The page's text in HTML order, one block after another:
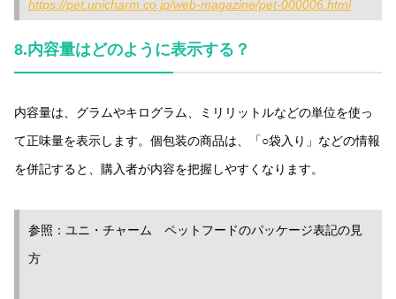
https://pet.unicharm.co.jp/web-magazine/pet-000006.html
8.内容量はどのように表示する？
内容量は、グラムやキログラム、ミリリットルなどの単位を使っ
て正味量を表示します。個包装の商品は、「○袋入り」などの情報
を併記すると、購入者が内容を把握しやすくなります。
参照：ユニ・チャーム ペットフードのパッケージ表記の見
方